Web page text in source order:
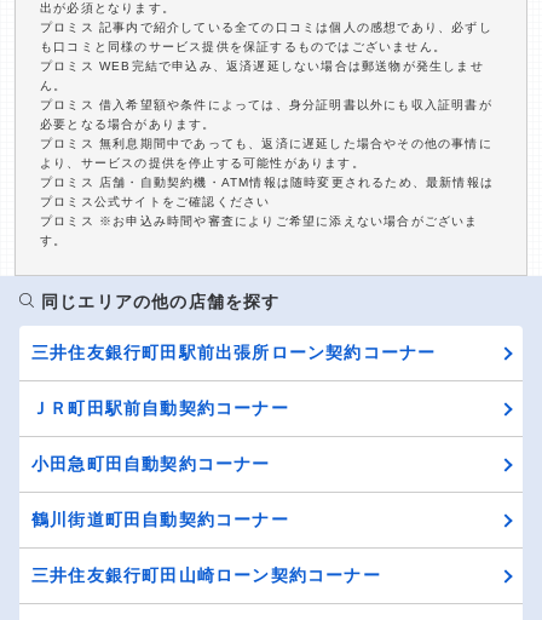
出が必須となります。
プロミス 記事内で紹介している全ての口コミは個人の感想であり、必ずし
も口コミと同様のサービス提供を保証するものではございません。
プロミス WEB完結で申込み、返済遅延しない場合は郵送物が発生しませ
ん。
プロミス 借入希望額や条件によっては、身分証明書以外にも収入証明書が
必要となる場合があります。
プロミス 無利息期間中であっても、返済に遅延した場合やその他の事情に
より、サービスの提供を停止する可能性があります。
プロミス 店舗・自動契約機・ATM情報は随時変更されるため、最新情報は
プロミス公式サイトをご確認ください
プロミス ※お申込み時間や審査によりご希望に添えない場合がございま
す。
同じエリアの他の店舗を探す
三井住友銀行町田駅前出張所ローン契約コーナー
ＪＲ町田駅前自動契約コーナー
小田急町田自動契約コーナー
鶴川街道町田自動契約コーナー
三井住友銀行町田山崎ローン契約コーナー